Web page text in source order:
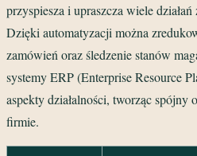
przyspiesza i upraszcza wiele
Dzięki automatyzacji można
zamówień oraz śledzenie stanów
systemy ERP (Enterprise Resource
aspekty działalności, tworząc
firmie.